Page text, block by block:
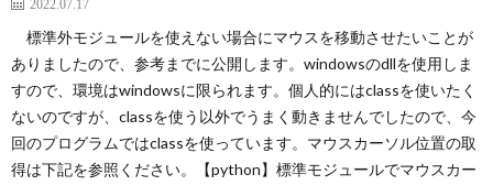
2022.07.17
標準外モジュールを使えない場合にマウスを移動させたいことが
ありましたので、参考までに公開します。windowsのdllを使用しま
すので、環境はwindowsに限られます。個人的にはclassを使いたく
ないのですが、classを使う以外でうまく動きませんでしたので、今
回のプログラムではclassを使っています。マウスカーソル位置の取
得は下記を参照ください。【python】標準モジュールでマウスカー